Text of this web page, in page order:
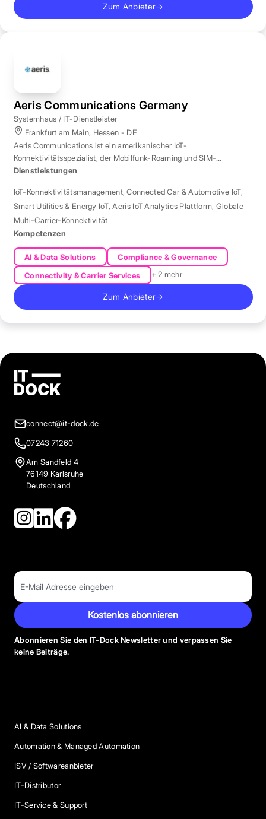
Zum Anbieter→
Aeris Communications Germany
Systemhaus / IT-Dienstleister
Frankfurt am Main, Hessen - DE
Aeris Communications ist ein amerikanischer IoT-
Konnektivitätsspezialist, der Mobilfunk-Roaming und SIM-
Management in über 190 Ländern verwaltet.
Dienstleistungen
IoT-Konnektivitätsmanagement,Connected Car & Automotive IoT,
Smart Utilities & Energy IoT,Aeris IoT Analytics Plattform, Globale
Multi-Carrier-Konnektivität
Kompetenzen
AI & Data Solutions
Compliance & Governance
Connectivity & Carrier Services
+ 2 mehr
Zum Anbieter→
connect@it-dock.de
07243 71260
Am Sandfeld 4
76149 Karlsruhe
Deutschland
Kostenlos abonnieren
Abonnieren Sie den IT-Dock Newsletter und verpassen Sie
keine Beiträge.
AI & Data Solutions
Automation & Managed Automation
ISV / Softwareanbieter
IT-Distributor
IT-Service & Support